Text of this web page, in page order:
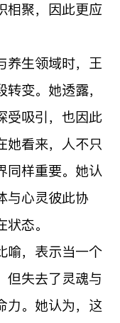
相聚，因此更应
养生领域时，王
变。她透露，
受吸引，也因此
她看来，人不只
同样重要。她认
与心灵彼此协
态。
喻，表示当一个
但失去了灵魂与
力。她认为，这